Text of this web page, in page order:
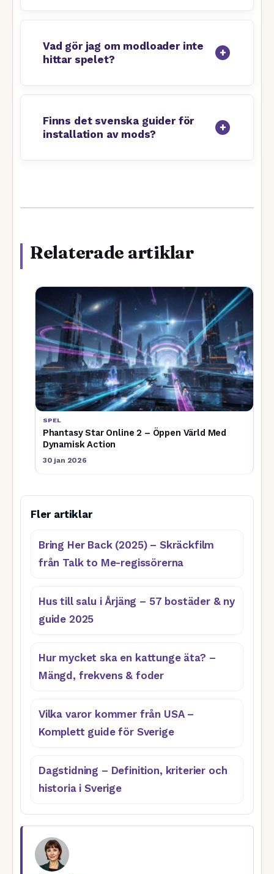
Vad gör jag om modloader inte
hittar spelet?
Finns det svenska guider för
installation av mods?
Relaterade artiklar
SPEL
Phantasy Star Online 2 – Öppen Värld Med
Dynamisk Action
30 jan 2026
Fler artiklar
Bring Her Back (2025) – Skräckfilm
från Talk to Me-regissörerna
Hus till salu i Årjäng – 57 bostäder & ny
guide 2025
Hur mycket ska en kattunge äta? –
Mängd, frekvens & foder
Vilka varor kommer från USA –
Komplett guide för Sverige
Dagstidning – Definition, kriterier och
historia i Sverige